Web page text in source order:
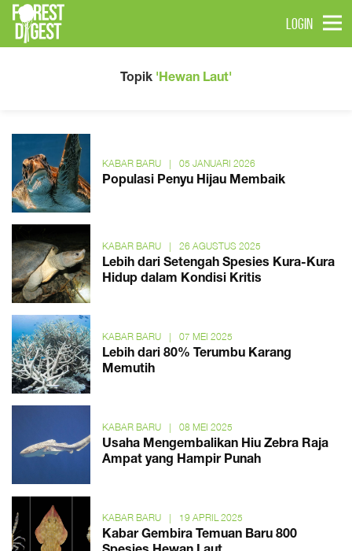
LOGIN
Topik 'Hewan Laut'
KABAR BARU | 05 JANUARI 2026
Populasi Penyu Hijau Membaik
KABAR BARU | 26 AGUSTUS 2025
Lebih dari Setengah Spesies Kura-Kura
Hidup dalam Kondisi Kritis
KABAR BARU | 07 MEI 2025
Lebih dari 80% Terumbu Karang
Memutih
KABAR BARU | 08 MEI 2025
Usaha Mengembalikan Hiu Zebra Raja
Ampat yang Hampir Punah
KABAR BARU | 19 APRIL 2025
Kabar Gembira Temuan Baru 800